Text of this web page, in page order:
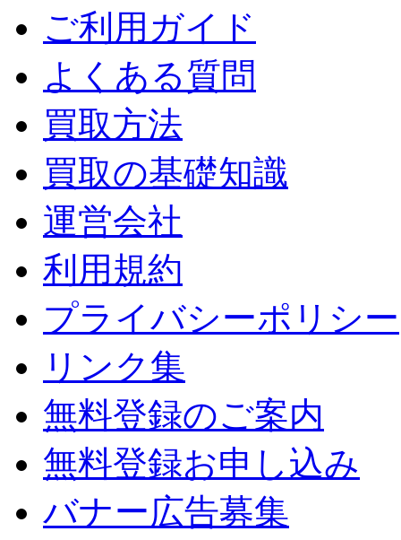
ご利用ガイド
よくある質問
買取方法
買取の基礎知識
運営会社
利用規約
プライバシーポリシー
リンク集
無料登録のご案内
無料登録お申し込み
バナー広告募集